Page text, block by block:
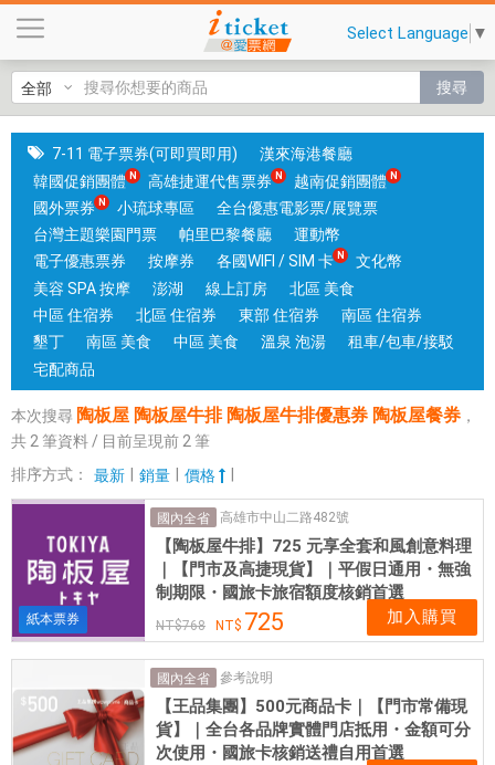
屋
陶
板
屋
牛
排
陶
板
屋
牛
排
惠
券
屋
餐
券
|
愛
網
Select Language ▼
搜尋
7-11 電子票券(可即買即用)
漢來海港餐廳
韓國促銷團體
高雄捷運代售票券
越南促銷團體
國外票券
小琉球專區
全台優惠電影票/展覽票
台灣主題樂園門票
帕里巴黎餐廳
運動幣
電子優惠票券
按摩券 各國WIFI / SIM 卡
文化幣
美容 SPA 按摩
澎湖 線上訂房
北區 美食
中區 住宿券
北區 住宿券 東部 住宿券
南區 住宿券
墾丁
南區 美食 中區 美食 溫泉 泡湯
租車/包車/接駁
宅配商品
本次搜尋 陶板屋 陶板屋牛排 陶板屋牛排優惠券 陶板屋餐券 ，
共 2 筆資料 / 目前呈現前 2 筆
排序方式：
最新 銷量 價格
紙本票券
國內全省 高雄市中山二路482號
【陶板屋牛排】725 元享全套和風創意料理
｜【門市及高捷現貨】｜平假日通用・無強
制期限・國旅卡旅宿額度核銷首選
768 725 加入購買
國內全省 參考說明
【王品集團】500元商品卡｜【門市常備現
貨】｜全台各品牌實體門店抵用・金額可分
次使用・國旅卡核銷送禮自用首選